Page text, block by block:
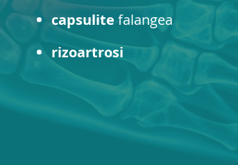
capsulite falangea
rizoartrosi